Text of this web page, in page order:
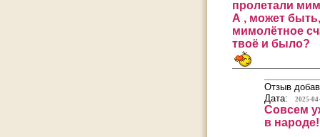
пролетали
А , может
мимолётное
твоё и было?
Отзыв
Дата:
2025-
Совсем
в народе!